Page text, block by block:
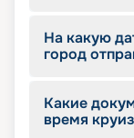
На какую
город
Какие
время